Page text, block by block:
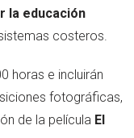
la educación
costeros.
horas e incluirán
fotográficas,
de la película El